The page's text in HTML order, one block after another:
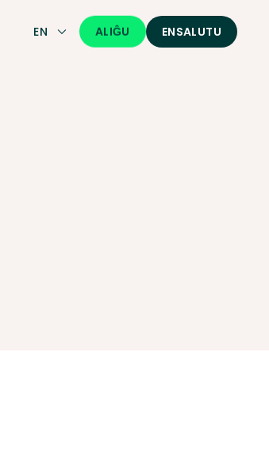
EN ALIĜU ENSALUTU